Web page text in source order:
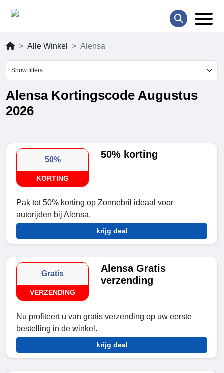
Alle Winkel Alensa
Show filters
Alensa Kortingscode Augustus
2026
50%
KORTING
50% korting
Pak tot 50% korting op Zonnebril ideaal voor
autorijden bij Alensa.
krijg deal
Gratis
VERZENDING
Alensa Gratis
verzending
Nu profiteert u van gratis verzending op uw eerste
bestelling in de winkel.
krijg deal